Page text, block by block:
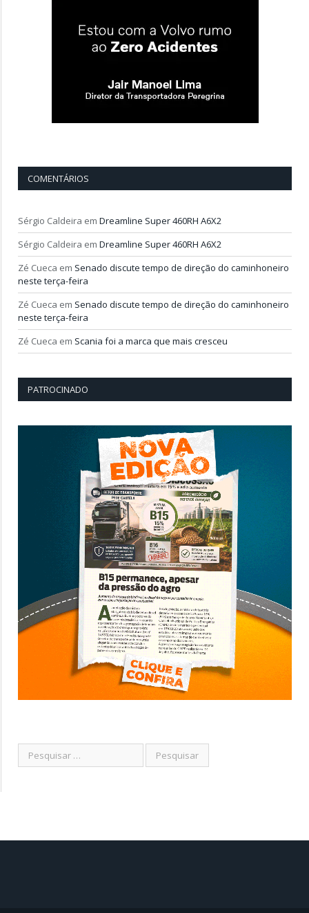
COMENTÁRIOS
Sérgio Caldeira em Dreamline Super 460RH A6X2
Sérgio Caldeira em Dreamline Super 460RH A6X2
Zé Cueca em Senado discute tempo de direção do caminhoneiro
neste terça-feira
Zé Cueca em Senado discute tempo de direção do caminhoneiro
neste terça-feira
Zé Cueca em Scania foi a marca que mais cresceu
PATROCINADO